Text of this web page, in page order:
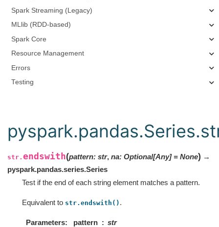
Spark Streaming (Legacy)
MLlib (RDD-based)
Spark Core
Resource Management
Errors
Testing
str. endswith(pattern: str, na: Optional[Any] = None) →
pyspark.pandas.series.Series
Test if the end of each string element matches a pattern.
Equivalent to str.endswith() .
Parameters pattern
str